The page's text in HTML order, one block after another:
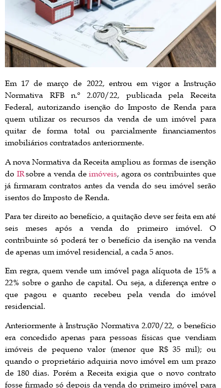
Em 17 de março de 2022, entrou em vigor a Instrução
Normativa RFB n.º 2.070/22, publicada pela Receita
Federal, autorizando isenção do Imposto de Renda para
quem utilizar os recursos da venda de um imóvel para
quitar de forma total ou parcialmente financiamentos
imobiliários contratados anteriormente.
A nova Normativa da Receita ampliou as formas de isenção
do IRsobre a venda deimóveis, agora os contribuintes que
já firmaram contratos antes da venda do seu imóvel serão
isentos do Imposto de Renda.
Para ter direito ao benefício, a quitação deve ser feita em até
seis meses após a venda do primeiro imóvel. O
contribuinte só poderá ter o benefício da isenção na venda
de apenas um imóvel residencial, a cada 5 anos.
Em regra, quem vende um imóvel paga alíquota de 15% a
22% sobre o ganho de capital. Ou seja, a diferença entre o
que pagou e quanto recebeu pela venda do imóvel
residencial.
Anteriormente à Instrução Normativa 2.070/22, o benefício
era concedido apenas para pessoas físicas que vendiam
imóveis de pequeno valor (menor que R$ 35 mil); ou
quando o proprietário adquiria novo imóvel em um prazo
de 180 dias. Porém a Receita exigia que o novo contrato
fosse firmado só depois da venda do primeiro imóvel para